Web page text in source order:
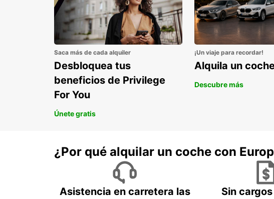
Saca más de cada alquiler
Desbloquea tus
beneficios de Privilege
For You
Únete gratis
¡Un viaje para recordar!
Alquila un
Descubre más
¿Por qué alquilar un coche con
Asistencia en carretera las
Sin